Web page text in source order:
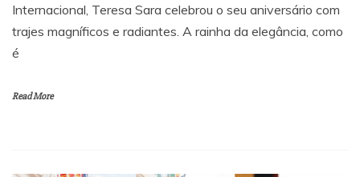
Internacional, Teresa Sara celebrou o seu aniversário com
trajes magníficos e radiantes. A rainha da elegância, como
é
Read More